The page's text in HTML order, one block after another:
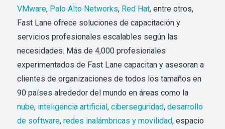
VMware, Palo Alto Networks, Red Hat, entre otros,
Fast Lane ofrece soluciones de capacitación y
servicios profesionales escalables según las
necesidades. Más de 4,000 profesionales
experimentados de Fast Lane capacitan y asesoran a
clientes de organizaciones de todos los tamaños en
90 países alrededor del mundo en áreas como la
nube, inteligencia artificial, ciberseguridad, desarrollo
de software, redes inalámbricas y movilidad, espacio